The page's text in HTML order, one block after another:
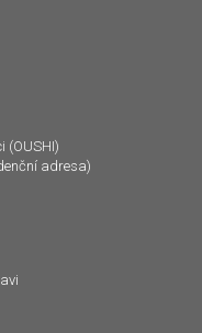
(OUSHI)
adresa)